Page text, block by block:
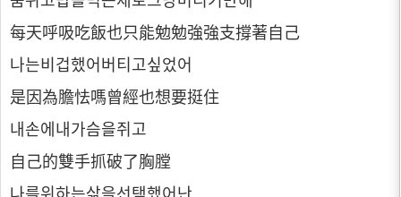
每天呼吸吃飯也只能勉勉強強支撐著自己
나는비겁했어버티고싶었어
是因為膽怯嗎曾經也想要挺住
내손에내가슴을쥐고
自己的雙手抓破了胸膛